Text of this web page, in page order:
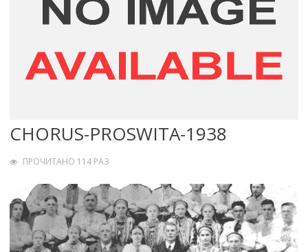
CHORUS-PROSWITA-1938
ПРОЧИТАНО 114 РАЗ